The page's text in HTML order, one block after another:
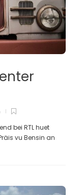
bei RTL huet
vu Bensin an